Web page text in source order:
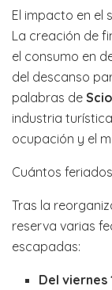
El impacto en el
La creación de
el consumo en
del descanso
palabras de
industria
ocupación y el
Cuántos
Tras la
reserva varias
escapadas:
Del viernes